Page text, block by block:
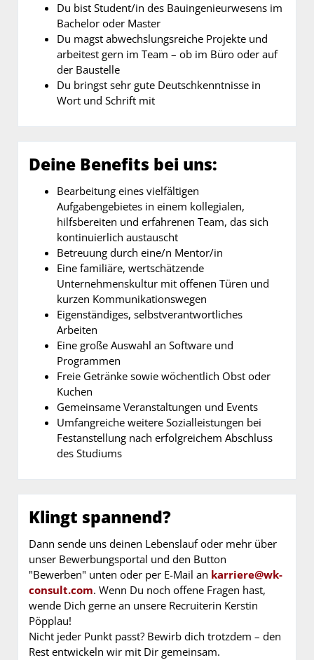
Du bist Student/in des Bauingenieurwesens im
Bachelor oder Master
Du magst abwechslungsreiche Projekte und
arbeitest gern im Team – ob im Büro oder auf
der Baustelle
Du bringst sehr gute Deutschkenntnisse in
Wort und Schrift mit
Deine Benefits bei uns:
Bearbeitung eines vielfältigen
Aufgabengebietes in einem kollegialen,
hilfsbereiten und erfahrenen Team, das sich
kontinuierlich austauscht
Betreuung durch eine/n Mentor/in
Eine familiäre, wertschätzende
Unternehmenskultur mit offenen Türen und
kurzen Kommunikationswegen
Eigenständiges, selbstverantwortliches
Arbeiten
Eine große Auswahl an Software und
Programmen
Freie Getränke sowie wöchentlich Obst oder
Kuchen
Gemeinsame Veranstaltungen und Events
Umfangreiche weitere Sozialleistungen bei
Festanstellung nach erfolgreichem Abschluss
des Studiums
Klingt spannend?
Dann sende uns deinen Lebenslauf oder mehr über
unser Bewerbungsportal und den Button
"Bewerben" unten oder per E-Mail an karriere@wk-
consult.com. Wenn Du noch offene Fragen hast,
wende Dich gerne an unsere Recruiterin Kerstin
Pöpplau!
Nicht jeder Punkt passt? Bewirb dich trotzdem – den
Rest entwickeln wir mit Dir gemeinsam.